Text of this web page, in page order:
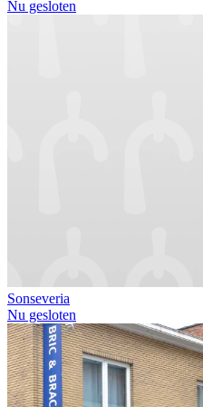
Nu gesloten
Sonseveria
Nu gesloten